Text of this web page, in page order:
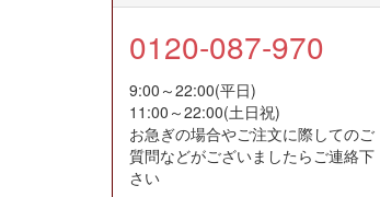
0120-087-970
9:00～22:00(平日)
11:00～22:00(土日祝)
お急ぎの場合やご注文に際してのご
質問などがございましたらご連絡下
さい